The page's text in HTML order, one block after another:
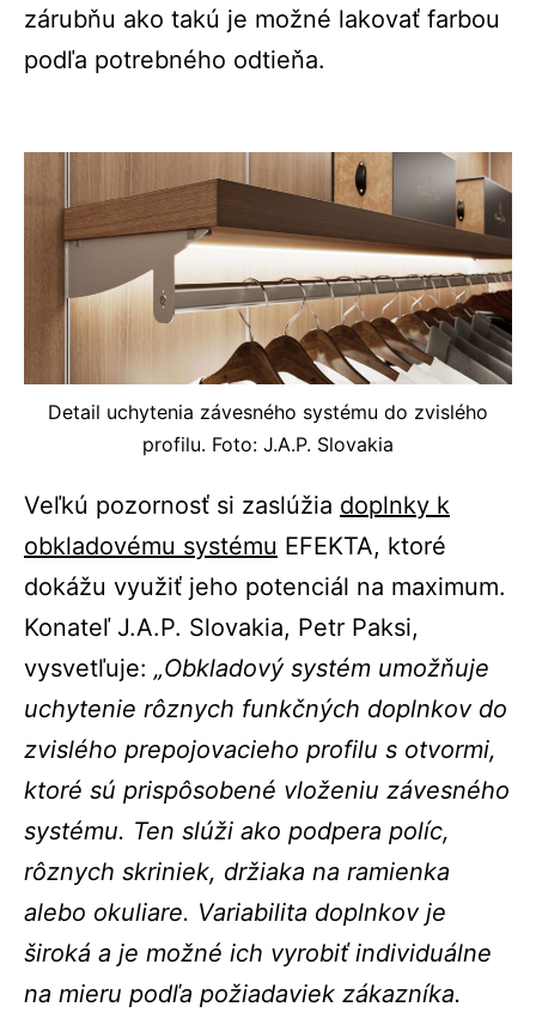
zárubňu ako takú je možné lakovať farbou
podľa potrebného odtieňa.
Detail uchytenia závesného systému do zvislého
profilu. Foto: J.A.P. Slovakia
Veľkú pozornosť si zaslúžia doplnky k
obkladovému systému EFEKTA, ktoré
dokážu využiť jeho potenciál na maximum.
Konateľ J.A.P. Slovakia, Petr Paksi,
vysvetľuje: „Obkladový systém umožňuje
uchytenie rôznych funkčných doplnkov do
zvislého prepojovacieho profilu s otvormi,
ktoré sú prispôsobené vloženiu závesného
systému. Ten slúži ako podpera políc,
rôznych skriniek, držiaka na ramienka
alebo okuliare. Variabilita doplnkov je
široká a je možné ich vyrobiť individuálne
na mieru podľa požiadaviek zákazníka.